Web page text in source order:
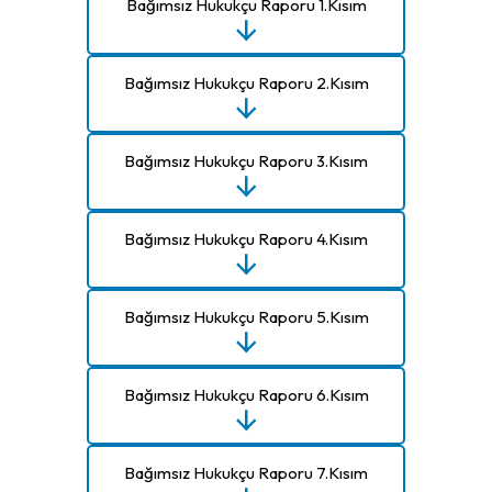
Bağımsız Hukukçu Raporu 1.Kısım
Bağımsız Hukukçu Raporu 2.Kısım
Bağımsız Hukukçu Raporu 3.Kısım
Bağımsız Hukukçu Raporu 4.Kısım
Bağımsız Hukukçu Raporu 5.Kısım
Bağımsız Hukukçu Raporu 6.Kısım
Bağımsız Hukukçu Raporu 7.Kısım